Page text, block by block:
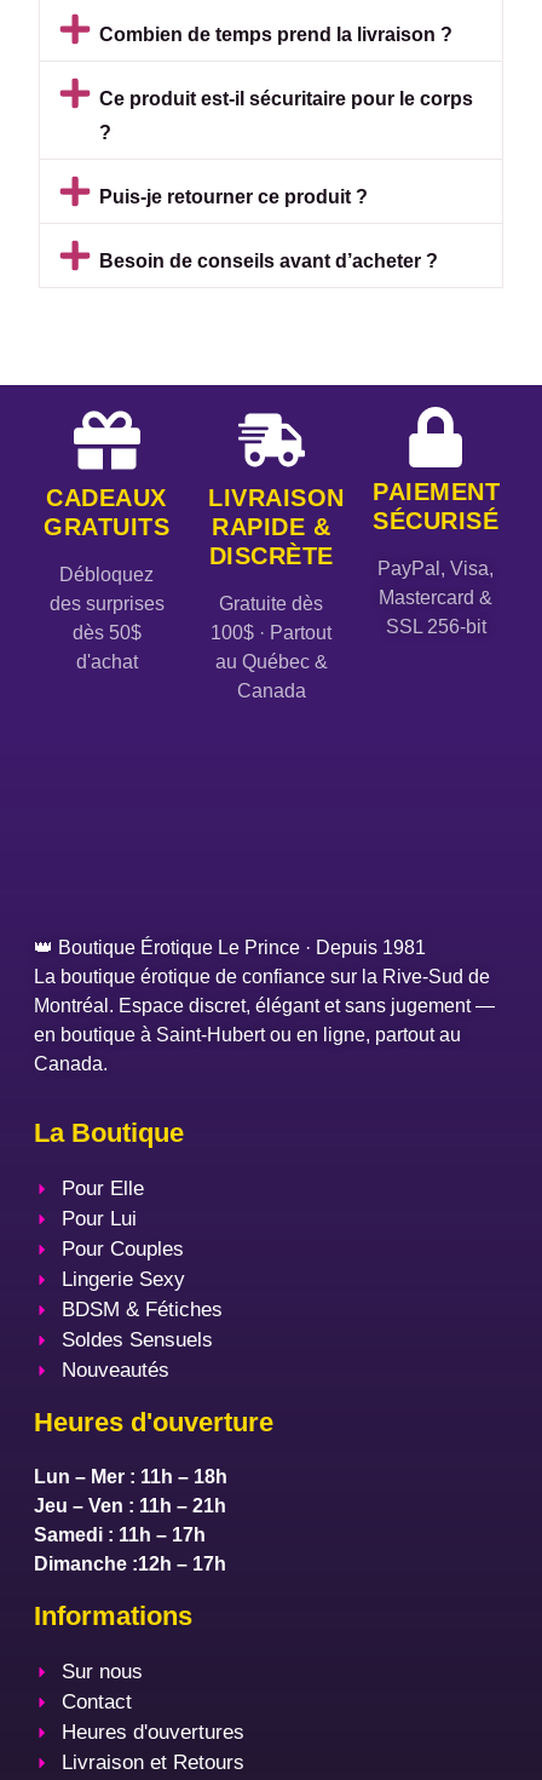
Combien de temps prend la livraison ?
Ce produit est-il sécuritaire pour le corps
?
Puis-je retourner ce produit ?
Besoin de conseils avant d’acheter ?
CADEAUX
GRATUITS
Débloquez
des surprises
dès 50$
d'achat
LIVRAISON
RAPIDE &
DISCRÈTE
Gratuite dès
100$ · Partout
au Québec &
Canada
PAIEMENT
SÉCURISÉ
PayPal, Visa,
Mastercard &
SSL 256-bit
👑 Boutique Érotique Le Prince · Depuis 1981
La boutique érotique de confiance sur la Rive-Sud de
Montréal. Espace discret, élégant et sans jugement —
en boutique à Saint-Hubert ou en ligne, partout au
Canada.
La Boutique
Pour Elle
Pour Lui
Pour Couples
Lingerie Sexy
BDSM & Fétiches
Soldes Sensuels
Nouveautés
Heures d'ouverture
Lun – Mer : 11h – 18h
Jeu – Ven : 11h – 21h
Samedi : 11h – 17h
Dimanche :12h – 17h
Informations
Sur nous
Contact
Heures d'ouvertures
Livraison et Retours